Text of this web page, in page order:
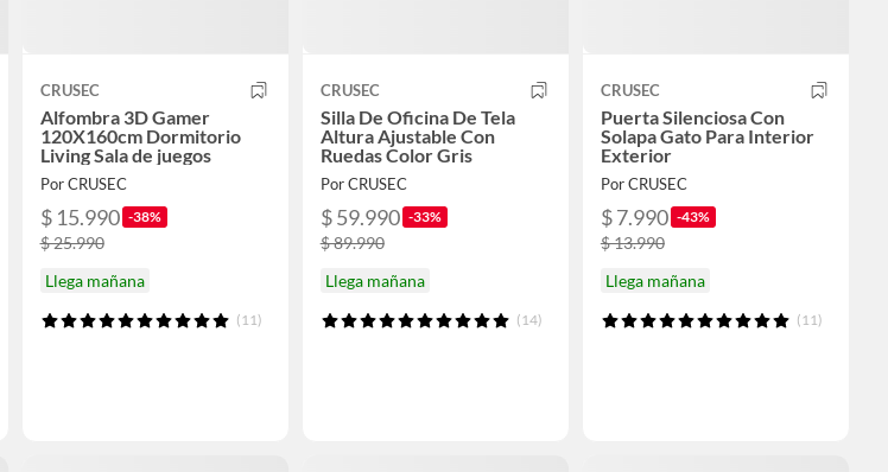
CRUSEC
Alfombra 3D Gamer
120X160cm Dormitorio
Living Sala de juegos
Por CRUSEC
$ 15.990 -38%
$ 25.990
Llega mañana
(11)
CRUSEC
Silla De Oficina De Tela
Altura Ajustable Con
Ruedas Color Gris
Por CRUSEC
$ 59.990 -33%
$ 89.990
Llega mañana
(14)
CRUSEC
Puerta Silenciosa Con
Solapa Gato Para Interior
Exterior
Por CRUSEC
$ 7.990 -43%
$ 13.990
Llega mañana
(11)